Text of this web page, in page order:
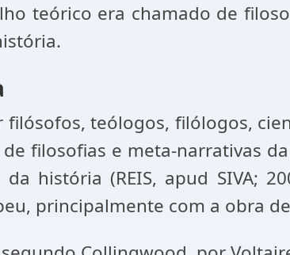
teórico era chamado de
teólogos, filólogos,
filosofias e meta-narrativas
história (REIS, apud SIVA;
principalmente com a obra